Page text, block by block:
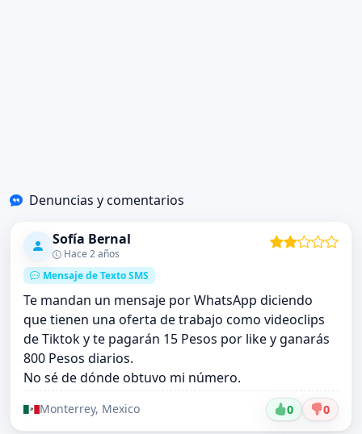
Denuncias y comentarios
Sofía Bernal
Hace 2 años
Mensaje de Texto SMS
Te mandan un mensaje por WhatsApp diciendo
que tienen una oferta de trabajo como videoclips
de Tiktok y te pagarán 15 Pesos por like y ganarás
800 Pesos diarios.
No sé de dónde obtuvo mi número.
Monterrey, Mexico 0 0